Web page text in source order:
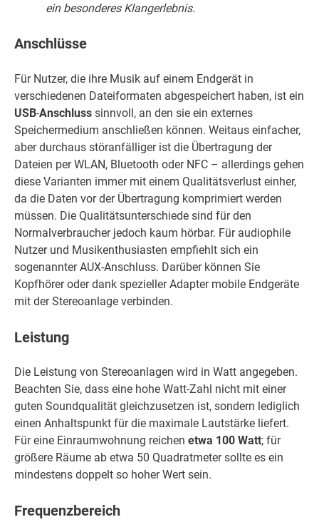
ein besonderes Klangerlebnis.
Anschlüsse
Für Nutzer, die ihre Musik auf einem Endgerät in
verschiedenen Dateiformaten abgespeichert haben, ist ein
USB-Anschluss sinnvoll, an den sie ein externes
Speichermedium anschließen können. Weitaus einfacher,
aber durchaus störanfälliger ist die Übertragung der
Dateien per WLAN, Bluetooth oder NFC – allerdings gehen
diese Varianten immer mit einem Qualitätsverlust einher,
da die Daten vor der Übertragung komprimiert werden
müssen. Die Qualitätsunterschiede sind für den
Normalverbraucher jedoch kaum hörbar. Für audiophile
Nutzer und Musikenthusiasten empfiehlt sich ein
sogenannter AUX-Anschluss. Darüber können Sie
Kopfhörer oder dank spezieller Adapter mobile Endgeräte
mit der Stereoanlage verbinden.
Leistung
Die Leistung von Stereoanlagen wird in Watt angegeben.
Beachten Sie, dass eine hohe Watt-Zahl nicht mit einer
guten Soundqualität gleichzusetzen ist, sondern lediglich
einen Anhaltspunkt für die maximale Lautstärke liefert.
Für eine Einraumwohnung reichen etwa 100 Watt; für
größere Räume ab etwa 50 Quadratmeter sollte es ein
mindestens doppelt so hoher Wert sein.
Frequenzbereich